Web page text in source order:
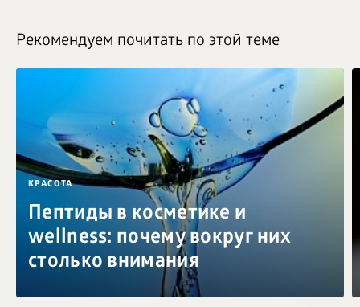
Рекомендуем почитать по этой теме
КРАСОТА
Пептиды в косметике и
wellness: почему вокруг них
столько внимания